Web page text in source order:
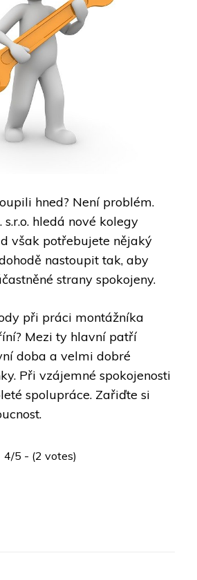
hned? Není problém.
s.r.o. hledá nové kolegy
však potřebujete nějaký
nastoupit tak, aby
strany spokojeny.
při práci montážníka
Mezi ty hlavní patří
doba a velmi dobré
Při vzájemné spokojenosti
spolupráce. Zařiďte si
4/5 - (2 votes)